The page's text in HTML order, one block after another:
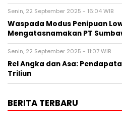
Senin, 22 September 2025 - 16:04 WIB
Waspada Modus Penipuan
Mengatasnamakan PT
Senin, 22 September 2025 - 11:07 WIB
Rel Angka dan Asa:
Triliun
BERITA TERBARU